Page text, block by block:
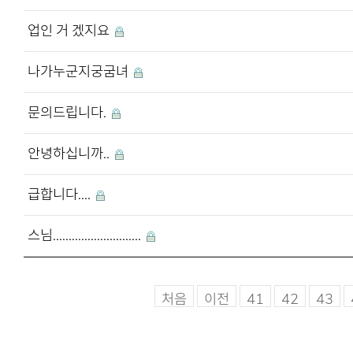
업인 거 겠지요
나가누군지궁굼녀
문의드립니다.
안녕하십니까..
급합니다....
스님............................
처음 이전 41 42 43